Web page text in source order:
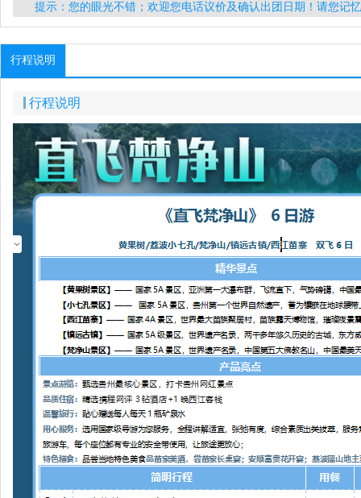
提示：您的眼光不错；欢迎您电话议价及确认出团日期！请您记
行程说明
行程说明